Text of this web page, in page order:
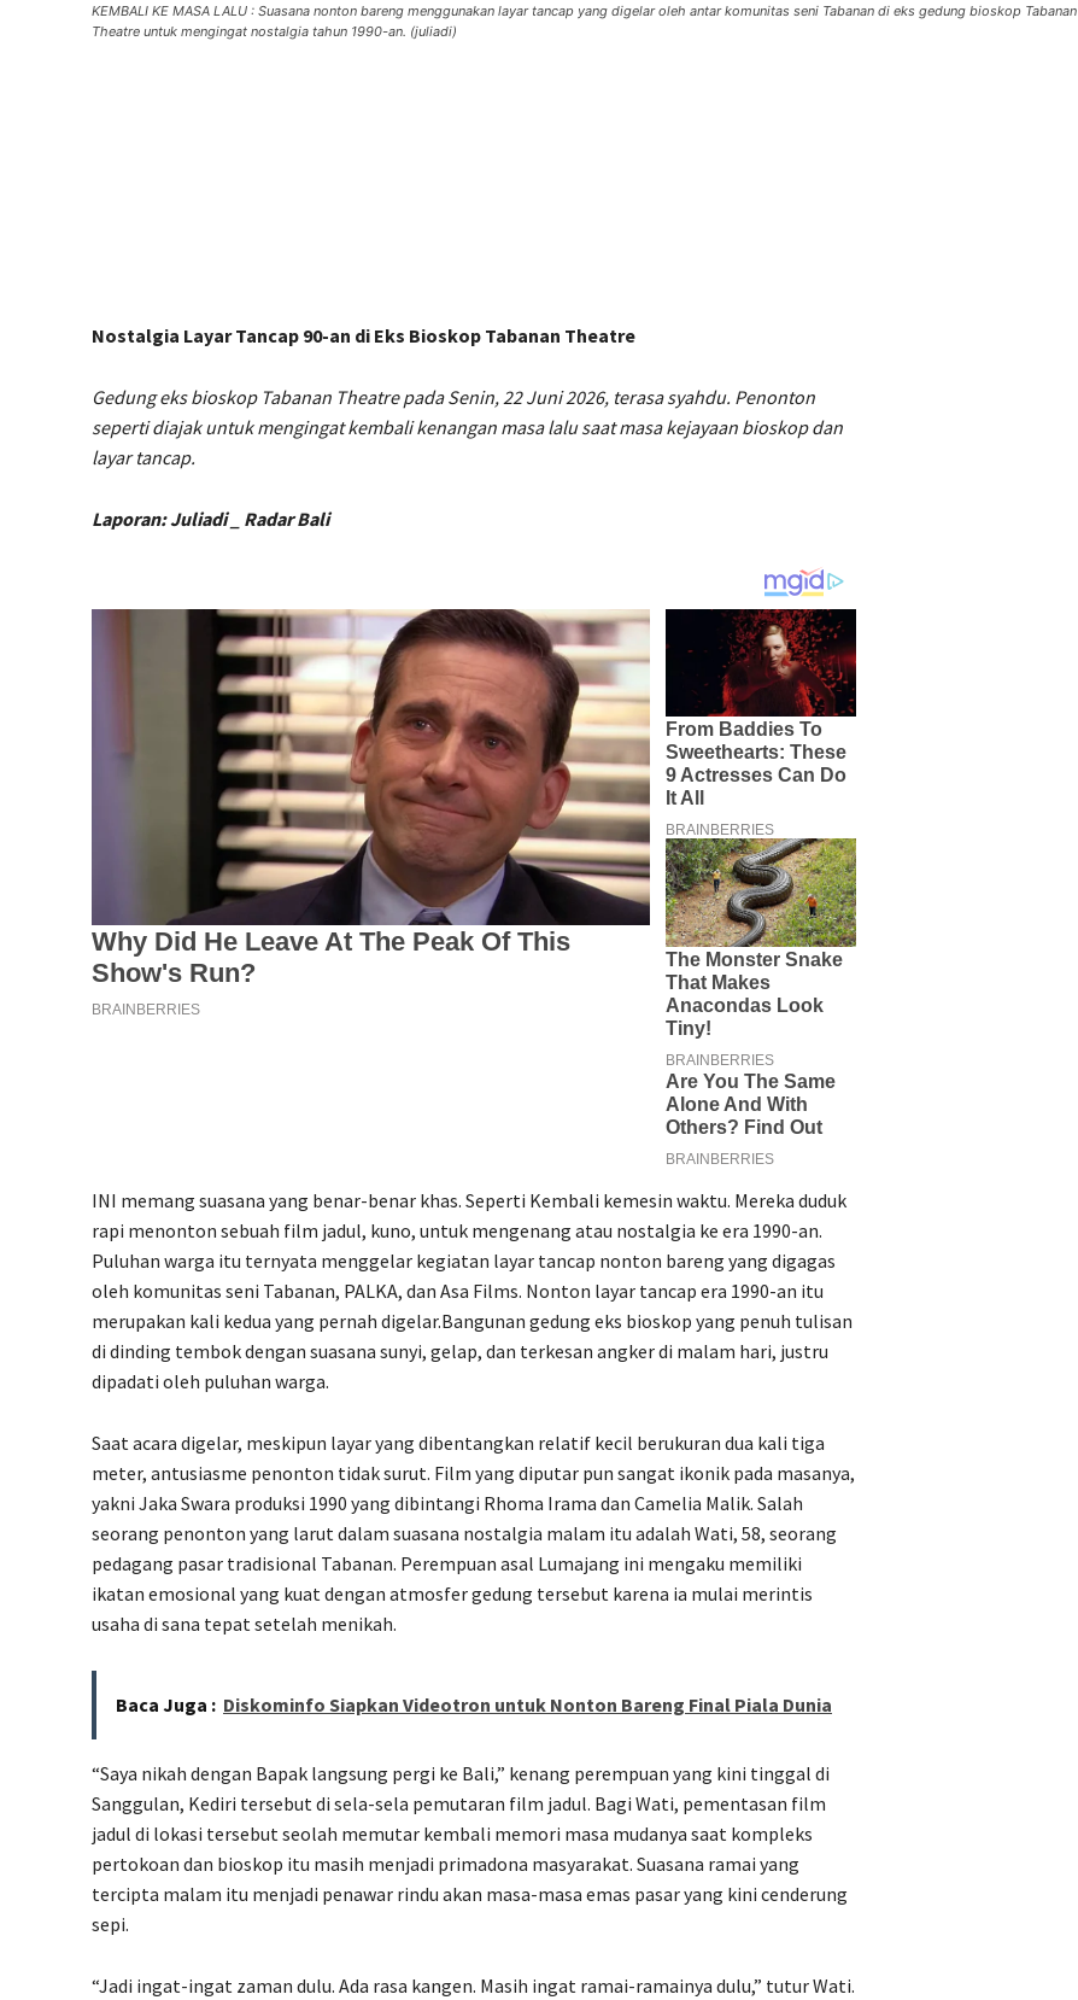
KEMBALI KE MASA LALU : Suasana nonton bareng menggunakan layar tancap yang digelar oleh antar komunitas seni Tabanan di eks gedung bioskop Tabanan
Theatre untuk mengingat nostalgia tahun 1990-an. (juliadi)
Nostalgia Layar Tancap 90-an di Eks Bioskop Tabanan Theatre
Gedung eks bioskop Tabanan Theatre pada Senin, 22 Juni 2026, terasa syahdu. Penonton
seperti diajak untuk mengingat kembali kenangan masa lalu saat masa kejayaan bioskop dan
layar tancap.
Laporan: Juliadi _ Radar Bali
INI memang suasana yang benar-benar khas. Seperti Kembali kemesin waktu. Mereka duduk
rapi menonton sebuah film jadul, kuno, untuk mengenang atau nostalgia ke era 1990-an.
Puluhan warga itu ternyata menggelar kegiatan layar tancap nonton bareng yang digagas
oleh komunitas seni Tabanan, PALKA, dan Asa Films. Nonton layar tancap era 1990-an itu
merupakan kali kedua yang pernah digelar.Bangunan gedung eks bioskop yang penuh tulisan
di dinding tembok dengan suasana sunyi, gelap, dan terkesan angker di malam hari, justru
dipadati oleh puluhan warga.
Saat acara digelar, meskipun layar yang dibentangkan relatif kecil berukuran dua kali tiga
meter, antusiasme penonton tidak surut. Film yang diputar pun sangat ikonik pada masanya,
yakni Jaka Swara produksi 1990 yang dibintangi Rhoma Irama dan Camelia Malik. Salah
seorang penonton yang larut dalam suasana nostalgia malam itu adalah Wati, 58, seorang
pedagang pasar tradisional Tabanan. Perempuan asal Lumajang ini mengaku memiliki
ikatan emosional yang kuat dengan atmosfer gedung tersebut karena ia mulai merintis
usaha di sana tepat setelah menikah.
Baca Juga : Diskominfo Siapkan Videotron untuk Nonton Bareng Final Piala Dunia
“Saya nikah dengan Bapak langsung pergi ke Bali,” kenang perempuan yang kini tinggal di
Sanggulan, Kediri tersebut di sela-sela pemutaran film jadul. Bagi Wati, pementasan film
jadul di lokasi tersebut seolah memutar kembali memori masa mudanya saat kompleks
pertokoan dan bioskop itu masih menjadi primadona masyarakat. Suasana ramai yang
tercipta malam itu menjadi penawar rindu akan masa-masa emas pasar yang kini cenderung
sepi.
“Jadi ingat-ingat zaman dulu. Ada rasa kangen. Masih ingat ramai-ramainya dulu,” tutur Wati.